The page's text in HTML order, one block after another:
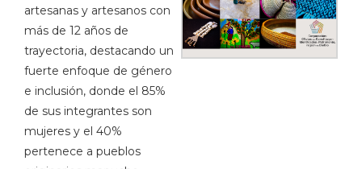
artesanas y artesanos con
más de 12 años de
trayectoria, destacando un
fuerte enfoque de género
e inclusión, donde el 85%
de sus integrantes son
mujeres y el 40%
pertenece a pueblos